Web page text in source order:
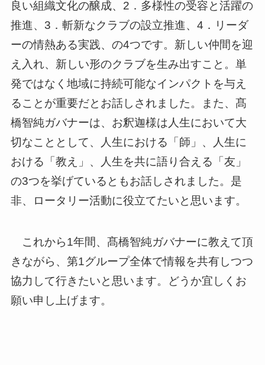
良い組織文化の醸成、2．多様性の受容と活躍の
推進、3．斬新なクラブの設立推進、4．リーダ
ーの情熱ある実践、の4つです。新しい仲間を迎
え入れ、新しい形のクラブを生み出すこと。単
発ではなく地域に持続可能なインパクトを与え
ることが重要だとお話しされました。また、髙
橋智純ガバナーは、お釈迦様は人生において大
切なこととして、人生における「師」、人生に
おける「教え」、人生を共に語り合える「友」
の3つを挙げているともお話しされました。是
非、ロータリー活動に役立てたいと思います。
これから1年間、髙橋智純ガバナーに教えて頂
きながら、第1グループ全体で情報を共有しつつ
協力して行きたいと思います。どうか宜しくお
願い申し上げます。